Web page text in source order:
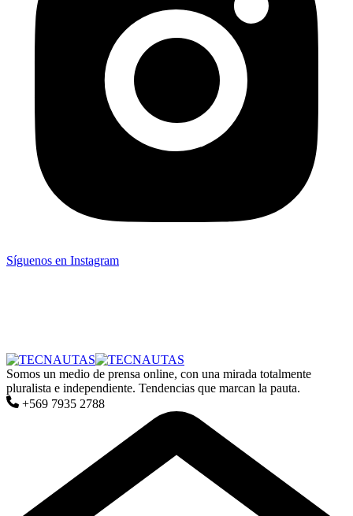
Síguenos en Instagram
Somos un medio de prensa online, con una mirada totalmente
pluralista e independiente. Tendencias que marcan la pauta.
+569 7935 2788